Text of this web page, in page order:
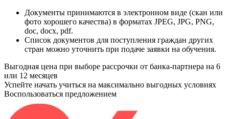
Документы принимаются в электронном виде (скан или
фото хорошего качества) в форматах JPEG, JPG, PNG,
doc, docx, pdf.
Список документов для поступления граждан других
стран можно уточнить при подаче заявки на обучения.
Выгодная цена при выборе рассрочки от банка-партнера на 6
или 12 месяцев
Успейте начать учиться на максимально выгодных условиях
Воспользоваться предложением